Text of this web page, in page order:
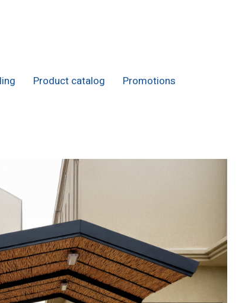
Product catalog Promotions